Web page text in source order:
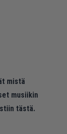
mistä
musiikin
tästä.